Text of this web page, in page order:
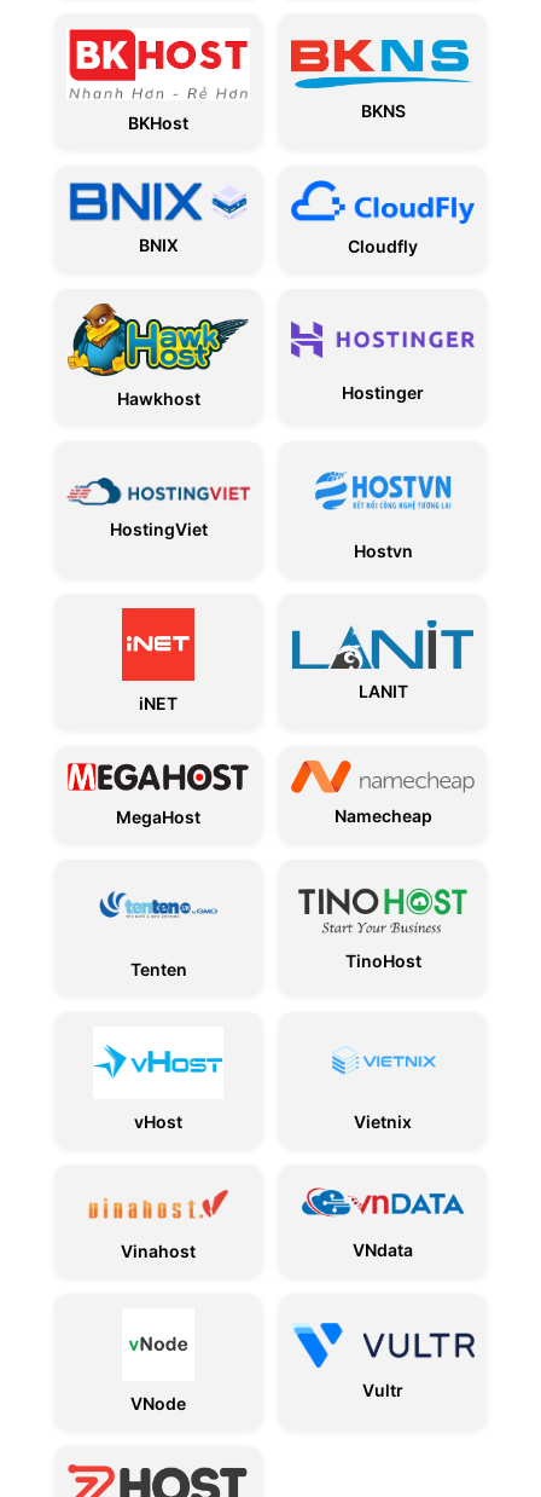
BKHost
BKNS
BNIX Cloudfly
Hawkhost Hostinger
HostingViet
Hostvn
iNET
LANIT
MegaHost Namecheap
Tenten TinoHost
vHost Vietnix
Vinahost VNdata
VNode
Vultr